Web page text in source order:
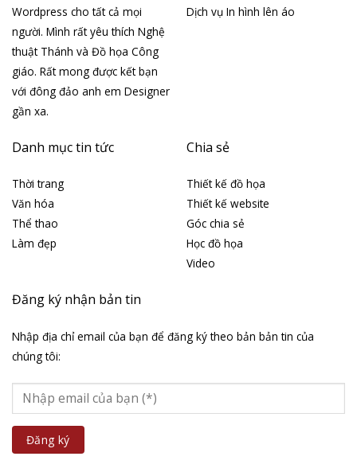
Wordpress cho tất cả mọi
người. Mình rất yêu thích Nghệ
thuật Thánh và Đồ họa Công
giáo. Rất mong được kết bạn
với đông đảo anh em Designer
gần xa.
Dịch vụ In hình lên áo
Danh mục tin tức
Thời trang
Văn hóa
Thể thao
Làm đẹp
Chia sẻ
Thiết kế đồ họa
Thiết kế website
Góc chia sẻ
Học đồ họa
Video
Đăng ký nhận bản tin
Nhập địa chỉ email của bạn để đăng ký theo bản bản tin của
chúng tôi: